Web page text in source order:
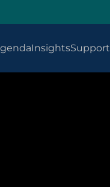
InsightsSupport